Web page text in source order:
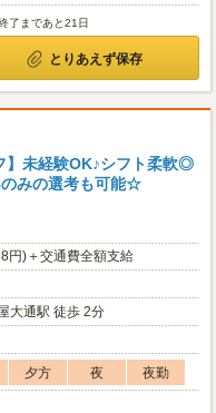
了まであと21日
とりあえず保存
】未経験OK♪シフト柔軟◎
みの選考も可能☆
円)＋交通費全額支給
大通駅 徒歩 2分
夕方 夜
夜勤